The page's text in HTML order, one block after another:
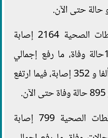
وفي تشيلي، سجلت السلطات الصحية 2164 إصابة
جديدة بفيروس كورونا و12حالة وفاة، ما رفع إجمالي
الإصابات إلى مليون و 715 ألفا و 352 إصابة، فيما ارتفع
وفي بوليفيا، سجلت السلطات الصحية 799 إصابة